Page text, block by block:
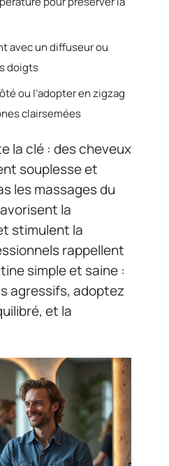
avec un diffuseur ou
doigts
ou l’adopter en zigzag
clairsemées
la clé : des cheveux
souplesse et
les massages du
la
stimulent la
rappellent
simple et saine :
agressifs, adoptez
et la